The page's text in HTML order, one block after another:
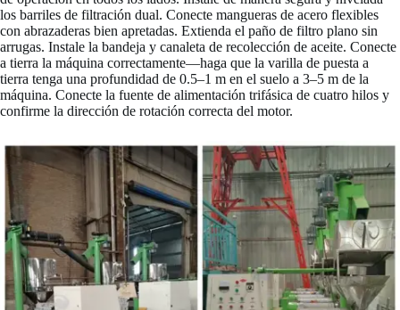
los barriles de filtración dual. Conecte mangueras de acero flexibles
con abrazaderas bien apretadas. Extienda el paño de filtro plano sin
arrugas. Instale la bandeja y canaleta de recolección de aceite. Conecte
a tierra la máquina correctamente—haga que la varilla de puesta a
tierra tenga una profundidad de 0.5–1 m en el suelo a 3–5 m de la
máquina. Conecte la fuente de alimentación trifásica de cuatro hilos y
confirme la dirección de rotación correcta del motor.